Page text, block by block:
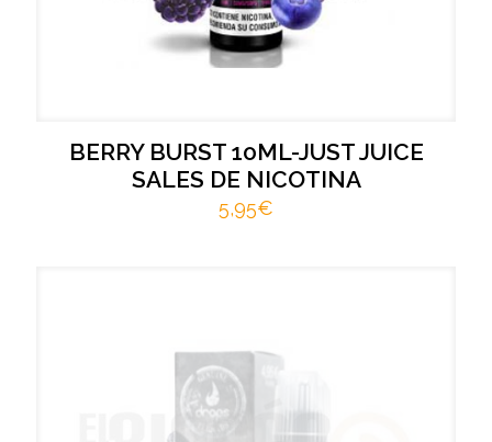
BERRY BURST 10ML-JUST JUICE
SALES DE NICOTINA
5,95€